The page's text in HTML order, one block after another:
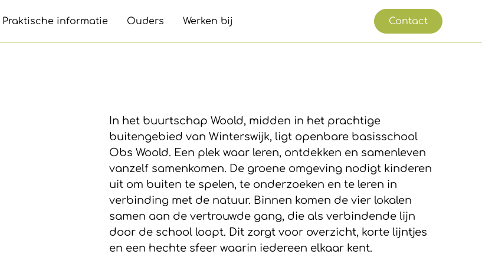
Praktische informatie Ouders Werken bij Contact
In het buurtschap Woold, midden in het prachtige
buitengebied van Winterswijk, ligt openbare basisschool
Obs Woold. Een plek waar leren, ontdekken en samenleven
vanzelf samenkomen. De groene omgeving nodigt kinderen
uit om buiten te spelen, te onderzoeken en te leren in
verbinding met de natuur. Binnen komen de vier lokalen
samen aan de vertrouwde gang, die als verbindende lijn
door de school loopt. Dit zorgt voor overzicht, korte lijntjes
en een hechte sfeer waarin iedereen elkaar kent.